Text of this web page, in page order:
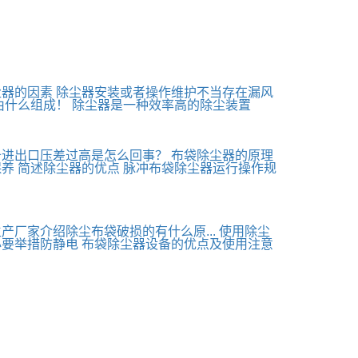
的因素 除尘器安装或者操作维护不当存在漏风
么组成！ 除尘器是一种效率高的除尘装置
出口压差过高是怎么回事？
布袋除尘器的原理
简述除尘器的优点 脉冲布袋除尘器运行操作规
厂家介绍除尘布袋破损的有什么原... 使用除尘
举措防静电 布袋除尘器设备的优点及使用注意